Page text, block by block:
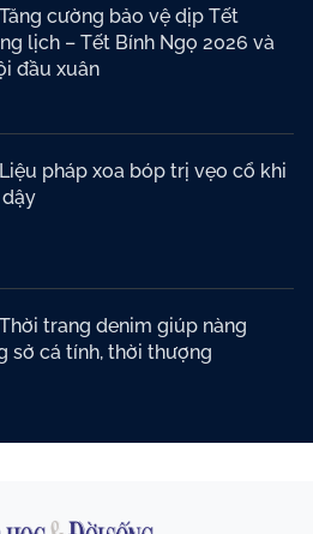
Tăng cường bảo vệ dịp Tết
lịch – Tết Bính Ngọ 2026 và
đầu xuân
Liệu pháp xoa bóp trị vẹo cổ khi
Thời trang denim giúp nàng
sở cá tính, thời thượng